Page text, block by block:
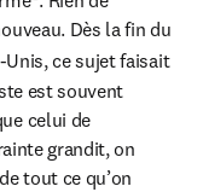
Dès la fin du
ce sujet faisait
est souvent
celui de
grandit, on
tout ce qu’on